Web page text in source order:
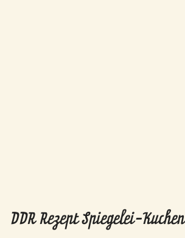
DDR Rezept Spiegelei-Kuchen